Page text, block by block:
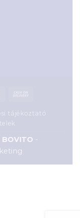
MasterCard
Delivery
tájékoztató
BOVITO -